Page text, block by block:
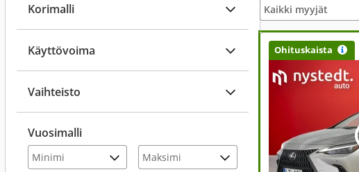
Korimalli
Käyttövoima
Vaihteisto
Vuosimalli
Kaikki myyjät
Ohituskaista